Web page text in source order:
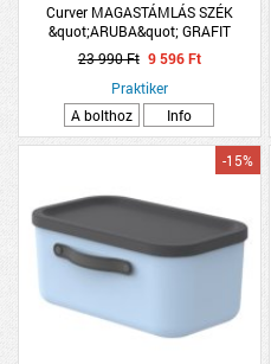
Curver MAGASTÁMLÁS SZÉK
&quot;ARUBA&quot; GRAFIT
23 990 Ft 9 596 Ft
Praktiker
A bolthoz
Info
-15%